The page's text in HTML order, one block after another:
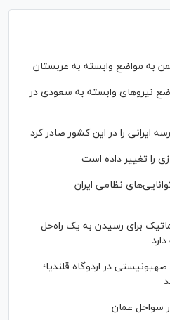
به مواضع وابسته به عربستان
نیرو‌های وابسته به سعودی در
ایرانی را در این کشور صادر کرد
را تغییر داده است
نظامی ایران
برای رسیدن به یک راه‌حل
در اردوگاه قلندیا؛
سواحل عمان